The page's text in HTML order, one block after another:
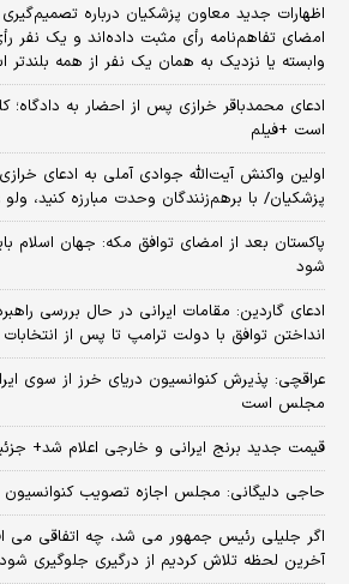
امضای تفاهم‌نامه رأی مثبت داده‌اند و یک
وابسته یا نزدیک به همان یک نفر از همه بلندتر
ادعای محمدباقر خرازی پس از احضار به
است +فیلم
اولین واکنش آیت‌الله جوادی آملی به ادعای
پزشکیان/ با برهم‌زنندگان وحدت مبارزه کنید،
پاکستان بعد از امضای توافق مکه: جهان اسلام
شود
ادعای گاردین: مقامات ایرانی در حال بررسی
انداختن توافق با دولت ترامپ تا پس از
عراقچی: پذیرش کنوانسیون دریای خرز از سوی
مجلس است
قیمت جدید برنج ایرانی و خارجی اعلام شد+
حاجی دلیگانی: مجلس اجازه تصویب کنوانسیون
اگر جلیلی رئیس جمهور می شد، چه اتفاقی می
آخرین لحظه تلاش کردیم از درگیری جلوگیری شود